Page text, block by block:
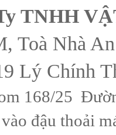
TNHH
Toà Nhà
Lý Chính
168/25
đậu thoải